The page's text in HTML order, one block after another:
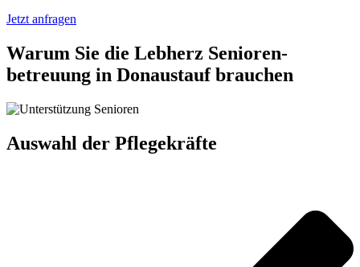
Jetzt anfragen
Warum Sie die Lebherz Senioren­
betreuung in Donaustauf brauchen
Auswahl der Pflegekräfte